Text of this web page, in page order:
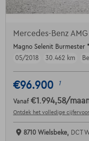
Mercedes-Benz AMG
Magno Selenit
05/2018
30.462 km
€96.900 1
Vanaf €1.994,58/
Ontdek het volledige
8710 Wielsbeke, DCT